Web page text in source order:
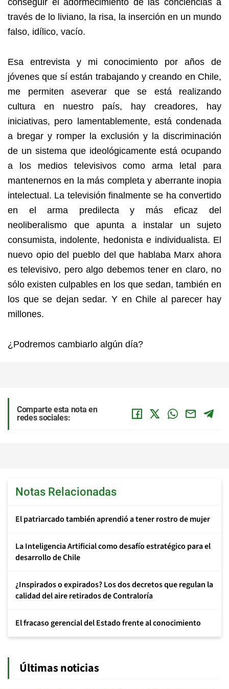
conseguir el adormecimiento de las conciencias a
través de lo liviano, la risa, la inserción en un mundo
falso, idílico, vacío.
Esa entrevista y mi conocimiento por años de
jóvenes que sí están trabajando y creando en Chile,
me permiten aseverar que se está realizando
cultura en nuestro país, hay creadores, hay
iniciativas, pero lamentablemente, está condenada
a bregar y romper la exclusión y la discriminación
de un sistema que ideológicamente está ocupando
a los medios televisivos como arma letal para
mantenernos en la más completa y aberrante inopia
intelectual. La televisión finalmente se ha convertido
en el arma predilecta y más eficaz del
neoliberalismo que apunta a instalar un sujeto
consumista, indolente, hedonista e individualista. El
nuevo opio del pueblo del que hablaba Marx ahora
es televisivo, pero algo debemos tener en claro, no
sólo existen culpables en los que sedan, también en
los que se dejan sedar. Y en Chile al parecer hay
millones.
¿Podremos cambiarlo algún día?
Comparte esta nota en
redes sociales:
Notas Relacionadas
El patriarcado también aprendió a tener rostro de mujer
La Inteligencia Artificial como desafío estratégico para el
desarrollo de Chile
¿Inspirados o expirados? Los dos decretos que regulan la
calidad del aire retirados de Contraloría
El fracaso gerencial del Estado frente al conocimiento
Últimas noticias